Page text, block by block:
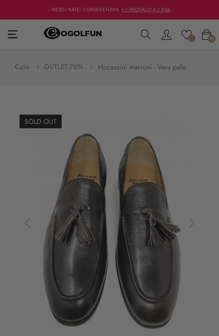
✅RESO✅RATE✅CONSULENZA% 👉 PROVALO A CASA
navigazione
☰ 0
Casa OUTLET-70% Mocassini marroni - Vera pelle
SOLD OUT